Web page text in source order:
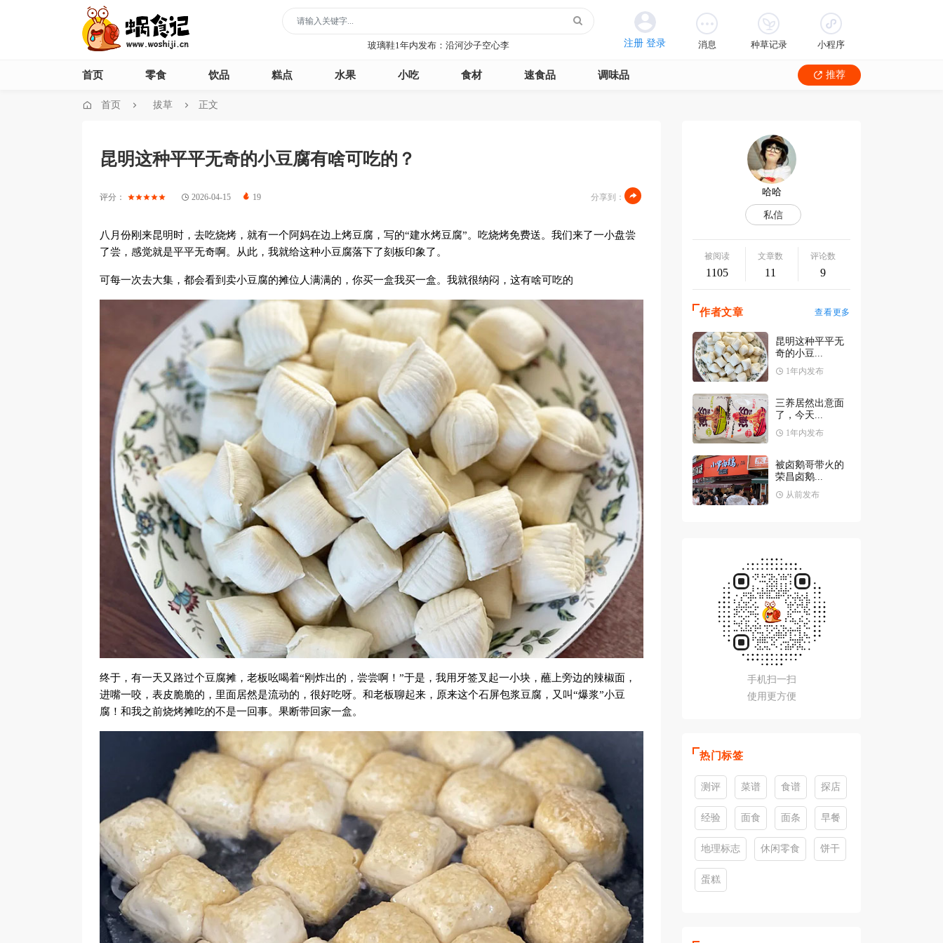
云散说再见1年内发布：红宝石鲜奶小方
月季1年内发布：绿柳居青团
月季1年内发布：森永松饼粉
月季1年内发布：绿柳居青团
消息 种草记录 小程序
首页 零食 饮品 糕点 水果 小吃 食材 速食品 调味品 推荐
首页 拔草 正文
昆明这种平平无奇的小豆腐有啥可吃的？
评分： 2026-04-15 19 分享到：
八月份刚来昆明时，去吃烧烤，就有一个阿妈在边上烤豆腐，写的“建水烤豆腐”。吃烧烤免费送。我们来了一小盘尝
了尝，感觉就是平平无奇啊。从此，我就给这种小豆腐落下了刻板印象了。
可每一次去大集，都会看到卖小豆腐的摊位人满满的，你买一盒我买一盒。我就很纳闷，这有啥可吃的
终于，有一天又路过个豆腐摊，老板吆喝着“刚炸出的，尝尝啊！”于是，我用牙签叉起一小块，蘸上旁边的辣椒面，
进嘴一咬，表皮脆脆的，里面居然是流动的，很好吃呀。和老板聊起来，原来这个石屏包浆豆腐，又叫“爆浆”小豆
腐！和我之前烧烤摊吃的不是一回事。果断带回家一盒。
手机扫一扫
使用更方便
热门标签
测评 菜谱 食谱 探店
经验 面食 面条 早餐
地理标志 休闲零食 饼干
蛋糕